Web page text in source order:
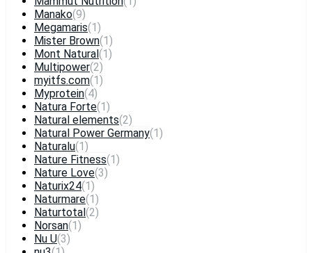
Manako(9)
Megamaris(1)
Mister Brown(1)
Mont Natural (1)
Multipower(2)
myitfs.com(1)
Myprotein(4)
Natura Forte(1)
Natural elements(2)
Natural Power Germany(1)
Naturalu(1)
Nature Fitness(1)
Nature Love(3)
Naturix24(1)
Naturmare(1)
Naturtotal (2)
Norsan(1)
Nu U(3)